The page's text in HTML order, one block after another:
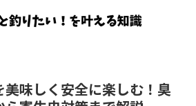
美味しく安全に楽しむ！臭